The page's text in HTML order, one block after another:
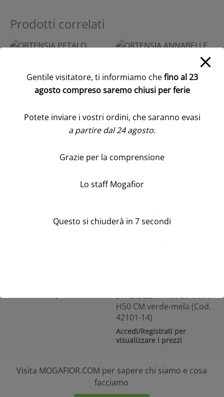
Prodotti correlati
GRANDE STABILIZZATA
D20 H50 CM bianco (Cod.
visualizzare i prezzi
STABILIZZATA COLORATA
H50 CM verde-mela (Cod.
42101-14)
Accedi/Registrati per
visualizzare i prezzi
STABILIZZATA COLORATA
H50 CM rosso (Cod.
42101-13)
visualizzare i prezzi
Visita MOGAFIOR.COM per sapere chi siamo e cosa
facciamo
Gentile visitatore, ti informiamo chefino al 23
agosto compreso saremo chiusi per ferie
Potete inviare i vostri ordini, che saranno evasi
a partire dal 24 agosto.
Grazie per la comprensione
Lo staff Mogafior
Questo si chiuderà in 7secondi